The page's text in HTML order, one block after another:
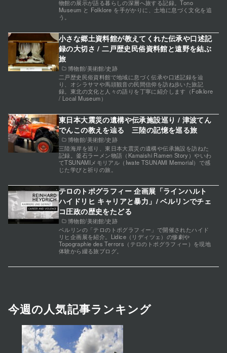
物館の展示が語る暮らしの深層へ旅する記録。Tono
Museum と Folklore を手がかりに、土地に息づく文化を追
う。
博物館/美術館/史跡
小さな郷土資料館が教えてくれた伝承や口述記
録の大切さ / 二戸歴史民俗資料館と遠野を結ぶ
旅
二戸歴史民俗資料館で地域に息づく伝承や口述記録を辿
り、オシラサマや馬頭観音の民間信仰を訪ね歩いた旅記
録。東北の文化と人々の語りを丁寧に紹介します（Folklore
/ Local Museum）
博物館/美術館/史跡
東日本大震災の遺構や伝承施設巡り / 津波てん
でんこの教えを辿る 三陸の記憶を巡る旅
三陸海岸を巡り、東日本大震災の遺構や伝承施設を訪ねた
記録。釜石ラーメン物語（Kamaishi Ramen Story）やいわ
てTSUNAMIメモリアル（Iwate TSUNAMI Memorial）で感
じた学びと祈りの旅。
博物館/美術館/史跡
テロのトポグラフィー 企画展「ラインハルト
ハイドリヒ キャリアと暴力」/ ベルリンでチェ
コ圧政の歴史をたどる
ベルリンの「テロのトポグラフィー」で開催されたハイド
リヒ企画展を紹介。Lidice（リディツェ）の惨劇や
Topographie des Terrors（テロのトポグラフィー）を現地
体験から綴る旅ブログ。
今週の人気記事ランキング